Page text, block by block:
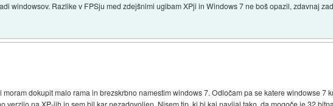
windowsov. Razlike v FPSju med zdejšnimi ugibam XPji in Windows 7 ne boš opazil, zdavnaj
dokupit malo rama in brezskrbno namestim windows 7. Odločam pa se katere windowse 7
verzijo na XP-jih in sem bil kar nezadovoljen. Nisem tip, ki bi kaj navijal tako, da mogoče je 32 bitna